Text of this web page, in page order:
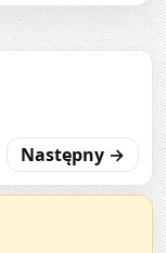
Następny →